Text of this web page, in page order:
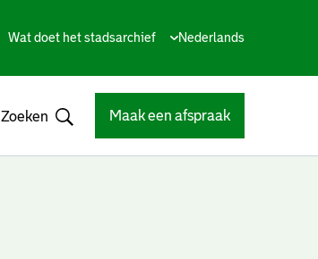
Wat doet het stadsarchief
Huidige
Nederlands
Zoeken Maak een afspraak